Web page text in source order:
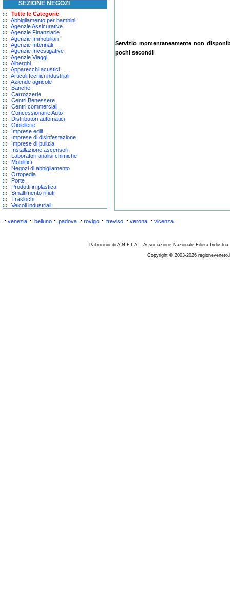
SEZIONE NEGOZI
Tutte le Categorie
Abbigliamento per bambini
Agenzie Assicurative
Agenzie Finanziarie
Agenzie Immobiliari
Agenzie Interinali
Agenzie Investigative
Agenzie Viaggi
Alberghi
Apparecchi acustici
Articoli tecnici industriali
Aziende agricole
Banche
Carrozzerie
Centri Benessere
Centri commerciali
Concessionarie Auto
Distributori automatici
Gioiellerie
Imprese edili
Imprese di disinfestazione
Imprese di pulizia
Installazione ascensori
Laboratori analisi chimiche
Mobilifici
Negozi di abbigliamento
Ortopedia
Porte
Prodotti in plastica
Smaltimento rifiuti
Traslochi
Veicoli industriali
Servizio momentaneamente non
pochi secondi
:: venezia :: belluno :: padova :: rovigo :: treviso :: verona :: vicenza
Patrocinio di A.N.F.I.A. - Associazione Nazionale Filiera
Copyright © 2003-2026